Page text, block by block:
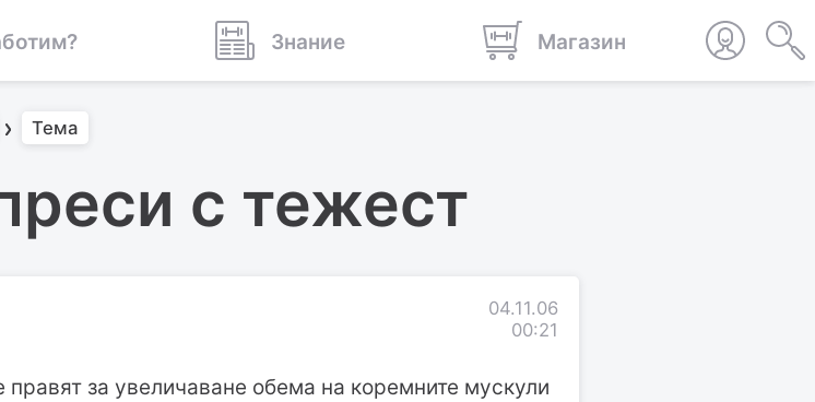
Знание Магазин
Тема
с тежест
04.11.06
00:21
за увеличаване обема на коремните мускули